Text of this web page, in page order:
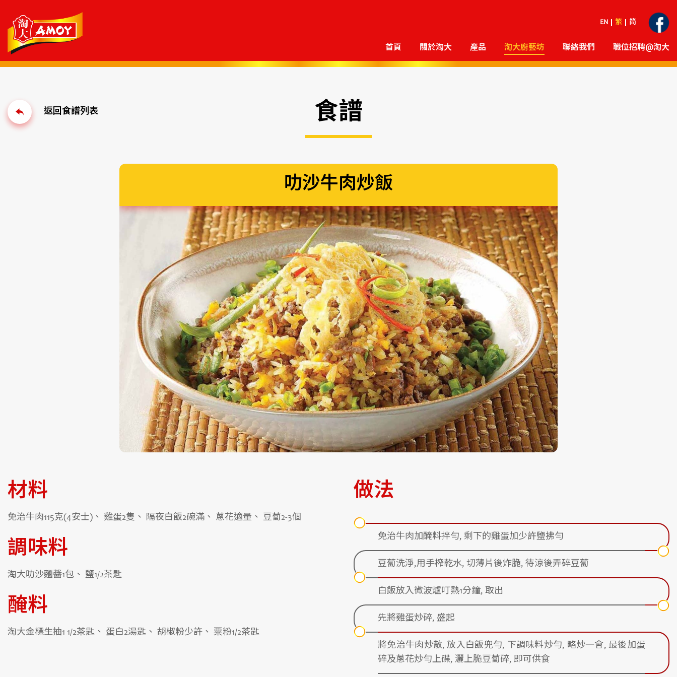
EN 繁 简
首頁 關於淘大 產品 淘大廚藝坊 聯絡我們 職位招聘@淘大
食譜
叻沙牛肉炒飯
材料
免治牛肉115克(4安士)、 雞蛋2隻、 隔夜白飯2碗滿、 蔥花適量、 豆蔔2-3個
調味料
淘大叻沙麵醬1包、 鹽1/2茶匙
醃料
淘大金標生抽1 1/2茶匙、 蛋白2湯匙、 胡椒粉少許、 粟粉1/2茶匙
做法
免治牛肉加醃料拌勻, 剩下的雞蛋加少許鹽拂勻
豆蔔洗淨,用手榨乾水, 切薄片後炸脆, 待涼後弄碎豆蔔
白飯放入微波爐叮熱1分鐘, 取出
先將雞蛋炒碎, 盛起
將免治牛肉炒散, 放入白飯兜勻, 下調味料炒勻, 略炒一會, 最後加蛋
碎及蔥花炒勻上碟, 灑上脆豆蔔碎, 即可供食